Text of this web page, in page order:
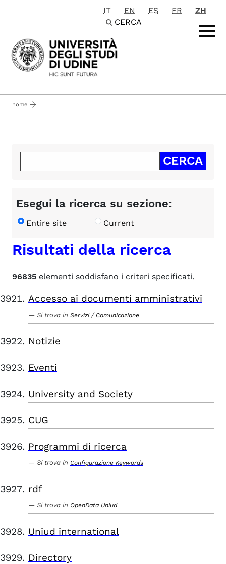
Passa al contenuto principale
IT EN ES FR
ZH
CERCA
home
Esegui la ricerca su sezione:
Entire site Current
Risultati della ricerca
96835 elementi soddisfano i criteri specificati.
Accesso ai documenti amministrativi
Si trova in Servizi / Comunicazione
Notizie
Eventi
University and Society
CUG
Programmi di ricerca
Si trova in Configurazione Keywords
rdf
Si trova in OpenData Uniud
Uniud international
Directory